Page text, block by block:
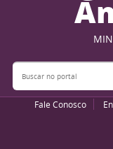
Buscar no portal
Fale Conosco